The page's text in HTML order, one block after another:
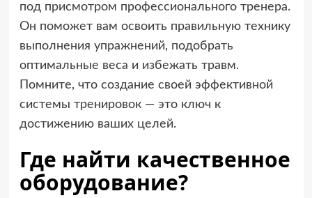
под присмотром профессионального тренера.
Он поможет вам освоить правильную технику
выполнения упражнений, подобрать
оптимальные веса и избежать травм.
Помните, что создание своей эффективной
системы тренировок — это ключ к
достижению ваших целей.
Где найти качественное
оборудование?